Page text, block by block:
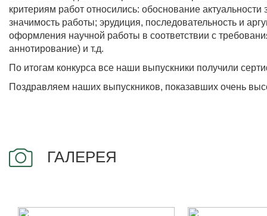
критериям работ относились: обоснование
значимость работы; эрудиция, последовательность и
оформления научной работы в соответствии с
аннотирование) и т.д.
По итогам конкурса все наши выпускники получили
Поздравляем наших выпускников, показавших очень
ГАЛЕРЕЯ